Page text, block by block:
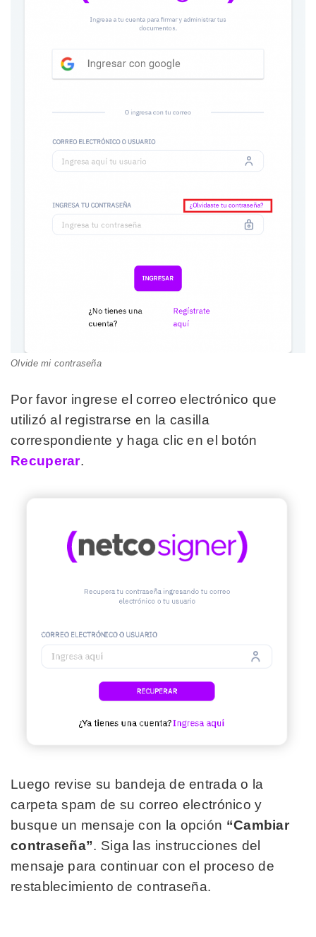
Olvide mi contraseña
Por favor ingrese el correo electrónico que
utilizó al registrarse en la casilla
correspondiente y haga clic en el botón
Recuperar.
Luego revise su bandeja de entrada o la
carpeta spam de su correo electrónico y
busque un mensaje con la opción “Cambiar
contraseña”. Siga las instrucciones del
mensaje para continuar con el proceso de
restablecimiento de contraseña.